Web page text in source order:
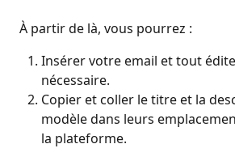
À partir de là, vous pourrez :
Insérer votre email et tout
nécessaire.
Copier et coller le titre et la
modèle dans leurs
la plateforme.